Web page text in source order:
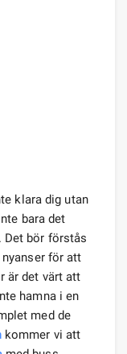
klara dig utan
bara det
Det bör förstås
för att
är det värt att
hamna i en
med de
kommer vi att